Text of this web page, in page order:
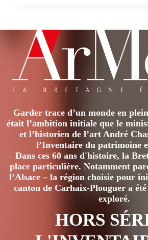
Garder trace d’un monde en
était l’ambition initiale que le
et l’historien de l’art André
l’Inventaire du patrimoine
Dans ces 60 ans d'histoire, la
place particulière. Notamment
l’Alsace – la région choisie pour
canton de Carhaix-Plouguer a
exploré.
HORS